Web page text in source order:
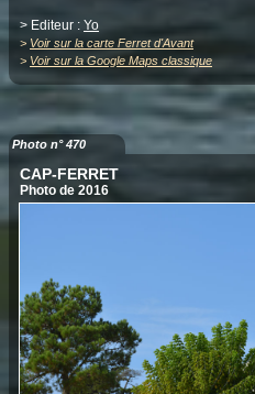
> Editeur : Yo
> Voir sur la carte Ferret d'Avant
> Voir sur la Google Maps classique
Photo n° 470
CAP-FERRET
Photo de 2016